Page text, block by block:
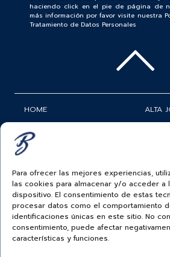
Para ofrecer las mejores experiencias,
las cookies para almacenar y/o acceder a
dispositivo. El consentimiento de estas
procesar datos como el comportamiento
identificaciones únicas en este sitio. No
consentimiento, puede afectar
características y funciones.
haciendo click en el pie de página de
más información por favor visite nuestra
Tratamiento de Datos Personales
HOME
ROLEX
RELOJERÍA
ALTA
BAUER NEWS
SIGUENOS EN